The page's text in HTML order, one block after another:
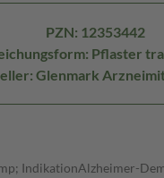
PZN: 12353442
Pflaster
Glenmark
IndikationAlzheimer-